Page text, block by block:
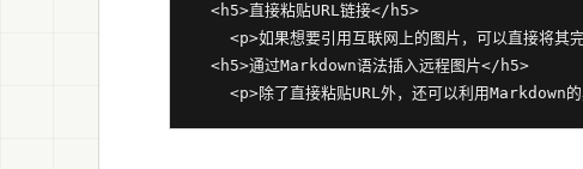
  <h5>直接粘贴URL链接</h5>
<p>如果想要引用互联网上的图片，可以直接将
  <h5>通过Markdown语法插入远程图片</h5>